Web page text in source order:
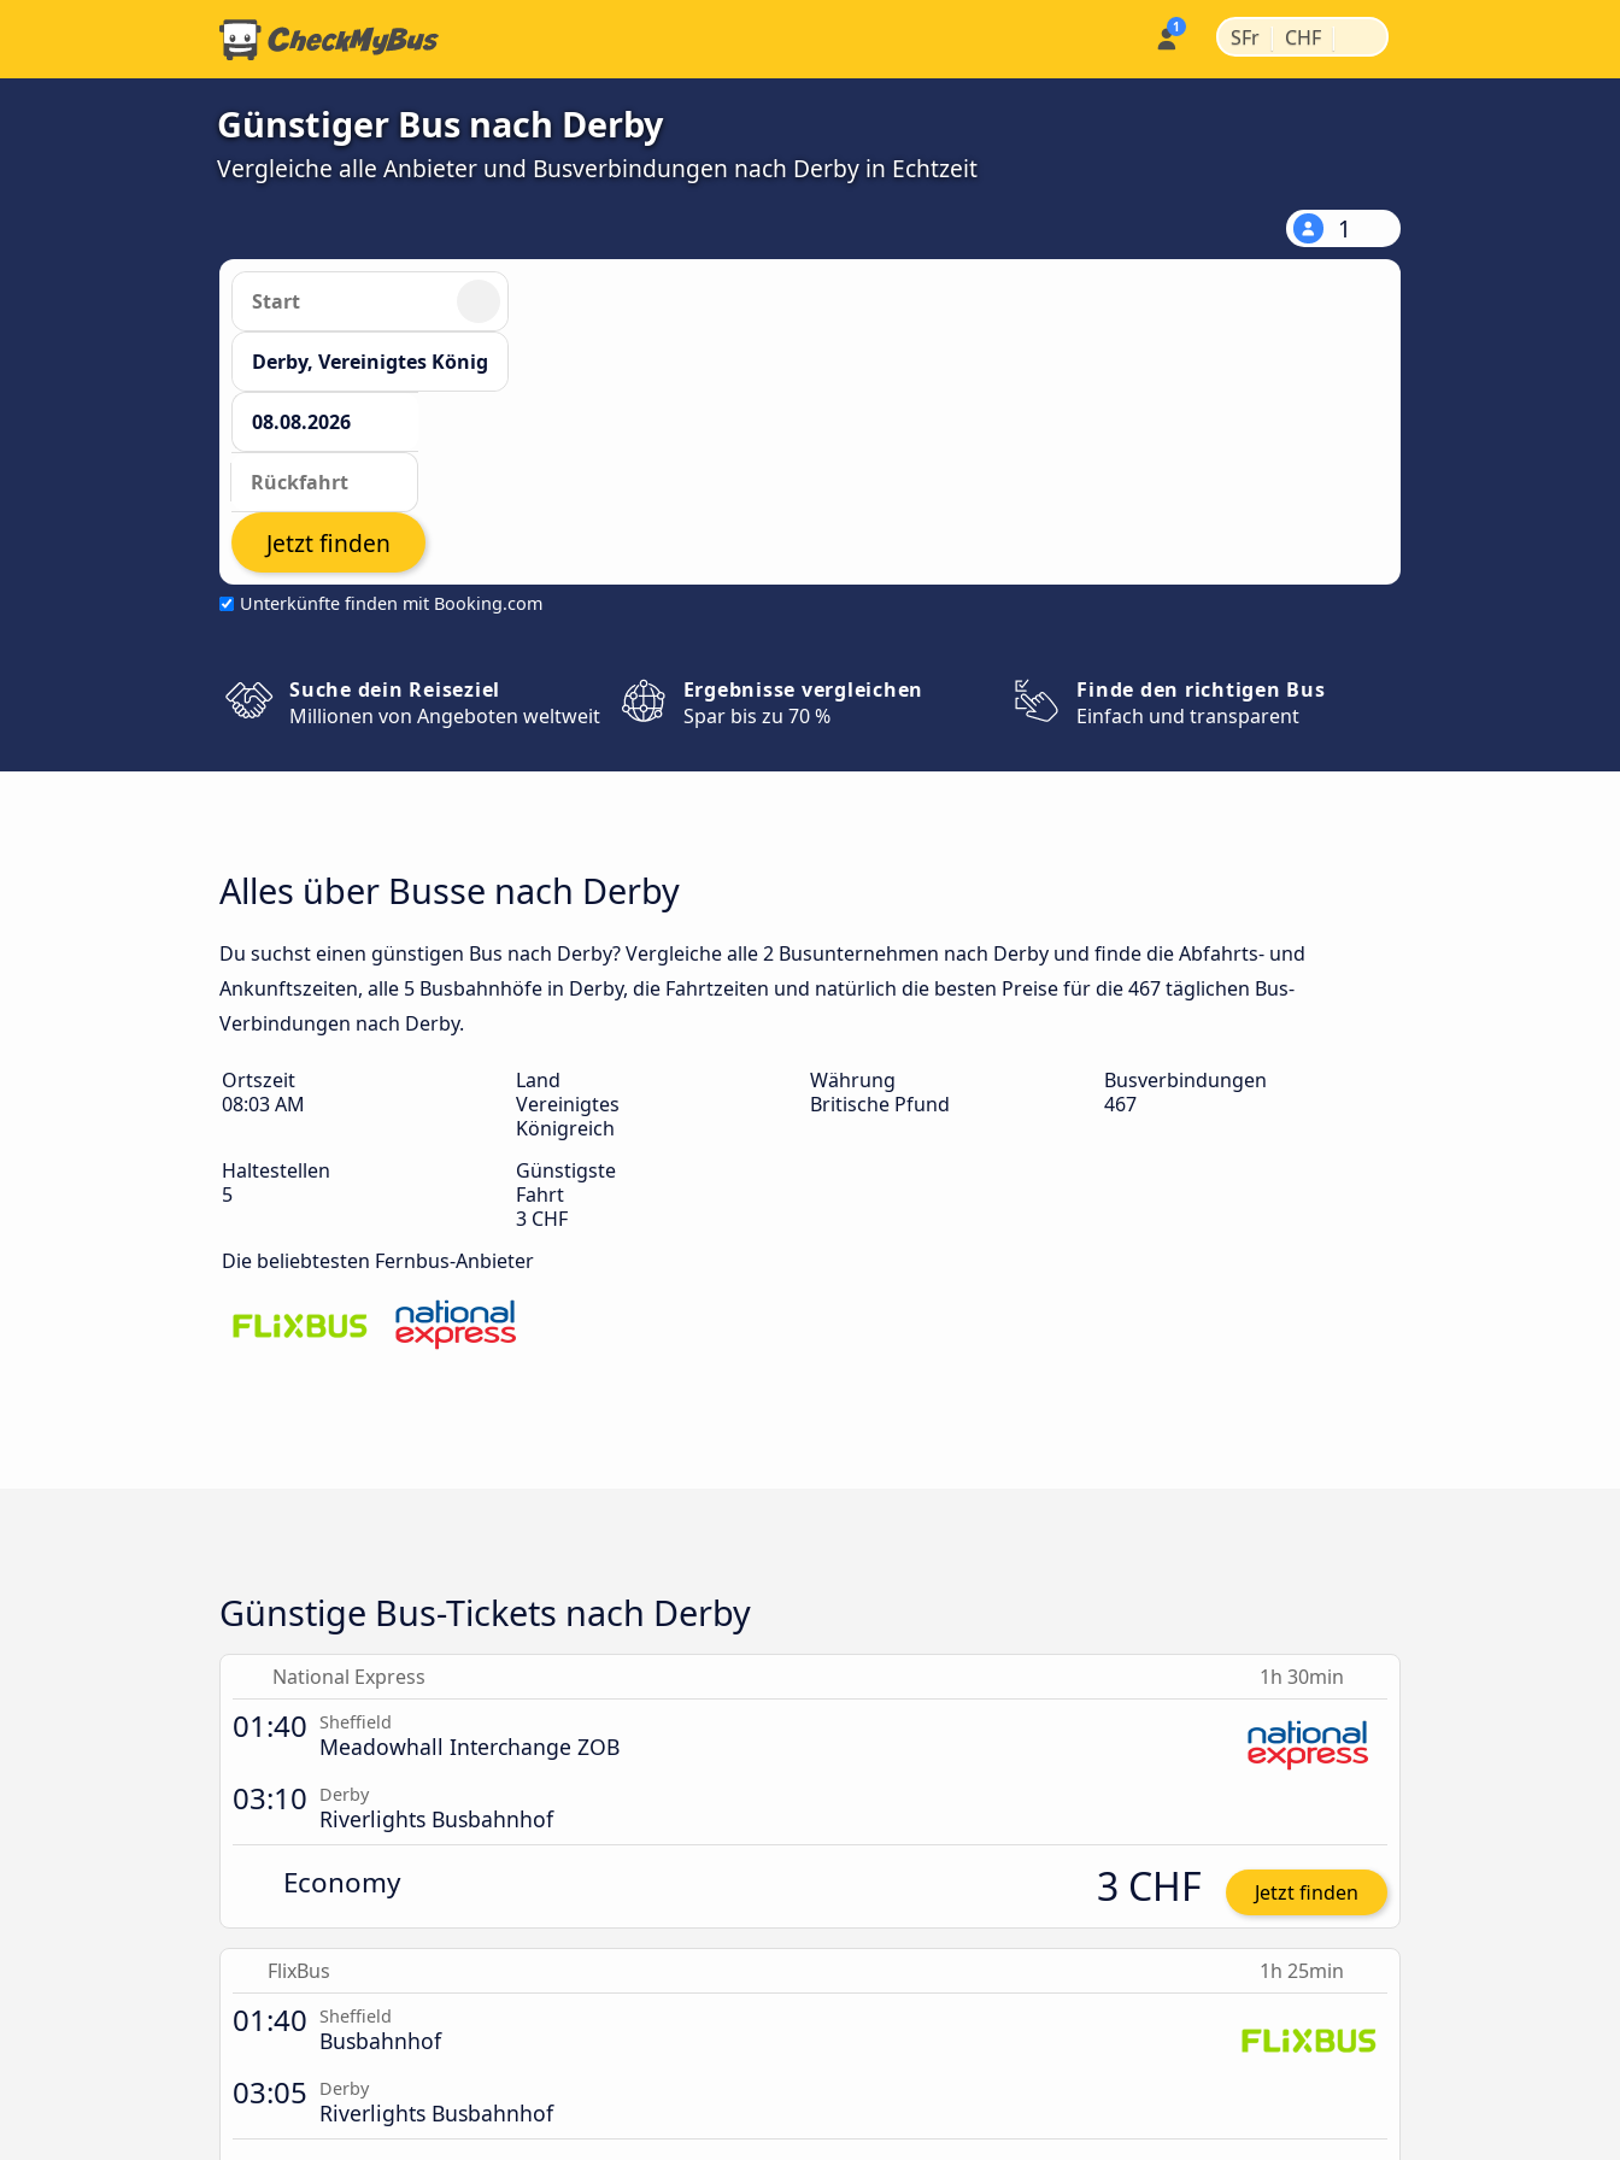
SFr | CHF |
Günstiger Bus nach Derby
Vergleiche alle Anbieter und Busverbindungen nach Derby in Echtzeit
1
Unterkünfte finden mit Booking.com
Jetzt finden
Suche dein Reiseziel
Millionen von Angeboten weltweit
Ergebnisse vergleichen
Spar bis zu 70 %
Finde den richtigen Bus
Einfach und transparent
Alles über Busse nach Derby
Du suchst einen günstigen Bus nach Derby? Vergleiche alle 2 Busunternehmen nach Derby und finde die Abfahrts- und
Ankunftszeiten, alle 5 Busbahnhöfe in Derby, die Fahrtzeiten und natürlich die besten Preise für die 467 täglichen Bus-
Verbindungen nach Derby.
Ortszeit
08:03 AM
Land
Vereinigtes
Königreich
Währung
Britische Pfund
Busverbindungen
467
Haltestellen
5
Günstigste
Fahrt
3 CHF
Die beliebtesten Fernbus-Anbieter
Günstige Bus-Tickets nach Derby
National Express 1h 30min
01:40 Sheffield
Meadowhall Interchange ZOB
03:10 Derby
Riverlights Busbahnhof
Economy 3 CHF Jetzt finden
FlixBus 1h 25min
01:40 Sheffield
Busbahnhof
03:05 Derby
Riverlights Busbahnhof